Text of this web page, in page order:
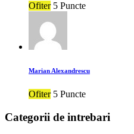
Ofiter 5 Puncte
Marian Alexandrescu
Ofiter 5 Puncte
Categorii de intrebari